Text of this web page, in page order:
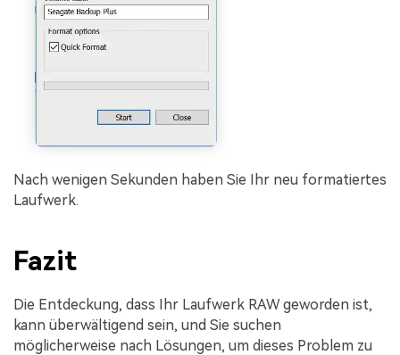
Nach wenigen Sekunden haben Sie Ihr neu formatiertes
Laufwerk.
Fazit
Die Entdeckung, dass Ihr Laufwerk RAW geworden ist,
kann überwältigend sein, und Sie suchen
möglicherweise nach Lösungen, um dieses Problem zu